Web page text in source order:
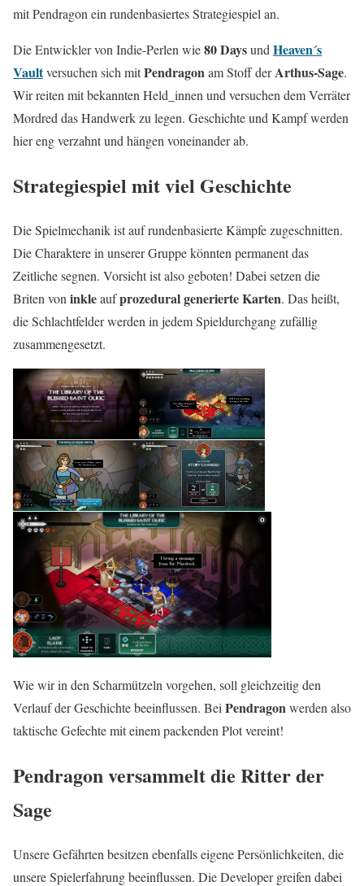
mit Pendragon ein rundenbasiertes Strategiespiel an.
Die Entwickler von Indie-Perlen wie80 Daysund Heaven´s
Vaultversuchen sich mitPendragonam Stoff derArthus-Sage.
Wir reiten mit bekannten Held_innen und versuchen dem Verräter
Mordred das Handwerk zu legen. Geschichte und Kampf werden
hier eng verzahnt und hängen voneinander ab.
Strategiespiel mit viel Geschichte
Die Spielmechanik ist auf rundenbasierte Kämpfe zugeschnitten.
Die Charaktere in unserer Gruppe könnten permanent das
Zeitliche segnen. Vorsicht ist also geboten! Dabei setzen die
Briten von inkleaufprozedural generierteKarten. Das heißt,
die Schlachtfelder werden in jedem Spieldurchgang zufällig
zusammengesetzt.
Wie wir in den Scharmützeln vorgehen, soll gleichzeitig den
Verlauf der Geschichte beeinflussen. Bei Pendragonwerden also
taktische Gefechte mit einem packenden Plot vereint!
Pendragon versammelt die Ritter der
Sage
Unsere Gefährten besitzen ebenfalls eigene Persönlichkeiten, die
unsere Spielerfahrung beeinflussen. Die Developer greifen dabei